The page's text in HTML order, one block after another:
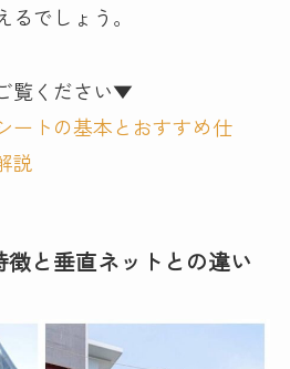
でしょう。
覧ください▼
ートの基本とおすすめ仕
説
徴と垂直ネットとの違い